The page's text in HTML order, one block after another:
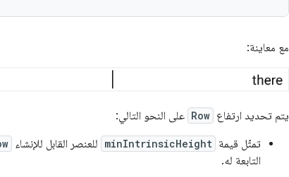
مع معاينة:
يتم تحديد ارتفاع Row على النحو التالي:
تمثّل قيمة minIntrinsicHeight للعنصر القابل للإنشاء
التابعة له.